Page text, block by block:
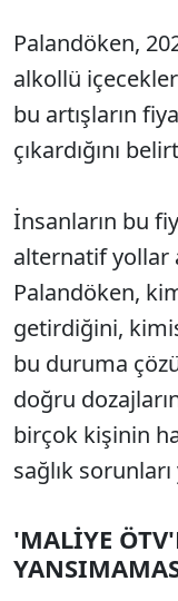
Palandöken,
alkollü
bu artışların
çıkardığını
İnsanların bu
alternatif yollar
Palandöken,
getirdiğini,
bu duruma
doğru
birçok kişinin
sağlık sorunları
'MALİYE